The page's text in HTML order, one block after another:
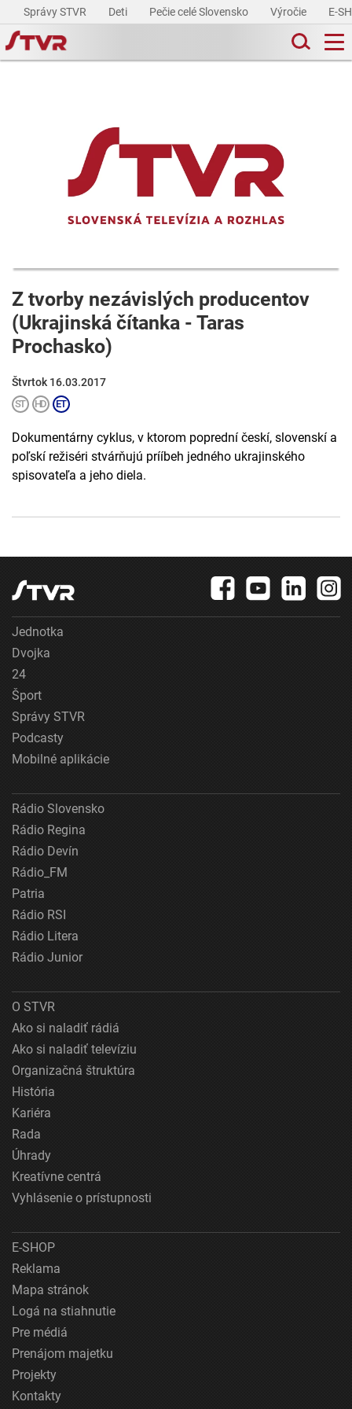
Správy STVR Deti Pečie celé Slovensko Výročie E-
Z tvorby nezávislých producentov
(Ukrajinská čítanka - Taras
Prochasko)
Štvrtok 16.03.2017
Dokumentárny cyklus, v ktorom poprední českí, slovenskí a
poľskí režiséri stvárňujú prííbeh jedného ukrajinského
spisovateľa a jeho diela.
Jednotka
Dvojka
24
Šport
Správy STVR
Podcasty
Mobilné aplikácie
Rádio Slovensko
Rádio Regina
Rádio Devín
Rádio_FM
Patria
Rádio RSI
Rádio Litera
Rádio Junior
O STVR
Ako si naladiť rádiá
Ako si naladiť televíziu
Organizačná štruktúra
História
Kariéra
Rada
Úhrady
Kreatívne centrá
Vyhlásenie o prístupnosti
E-SHOP
Reklama
Mapa stránok
Logá na stiahnutie
Pre médiá
Prenájom majetku
Projekty
Kontakty